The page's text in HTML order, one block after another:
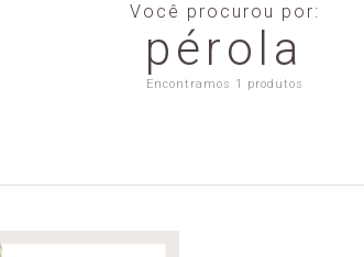
Você procurou por:
pérola
Encontramos 1 produtos